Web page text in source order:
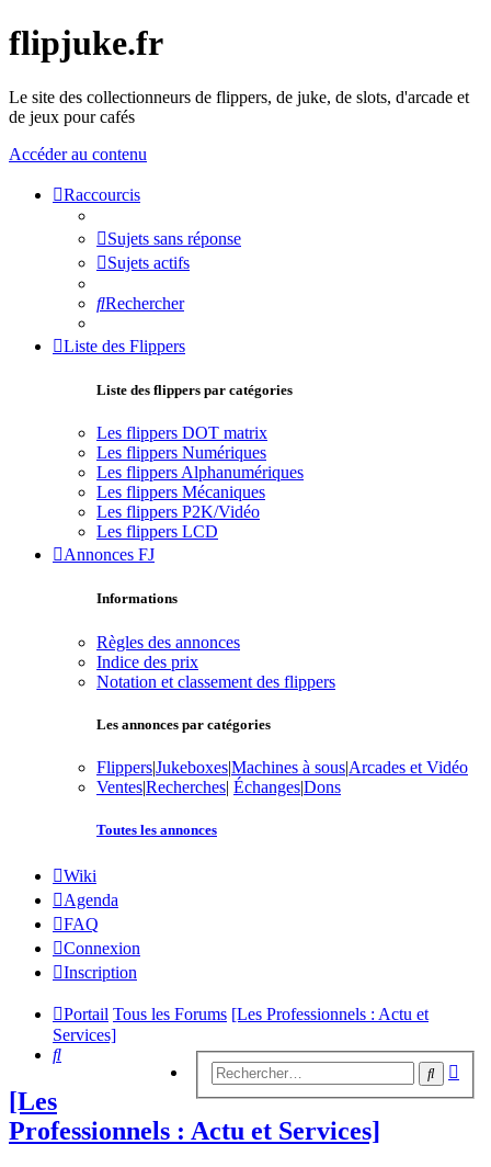
flipjuke.fr
Le site des collectionneurs de flippers, de juke, de slots, d'arcade et
de jeux pour cafés
Accéder au contenu
Raccourcis
Sujets sans réponse
Sujets actifs
Rechercher
Liste des Flippers
Liste des flippers par catégories
Les flippers DOT matrix
Les flippers Numériques
Les flippers Alphanumériques
Les flippers Mécaniques
Les flippers P2K/Vidéo
Les flippers LCD
Annonces FJ
Informations
Règles des annonces
Indice des prix
Notation et classement des flippers
Les annonces par catégories
Flippers|Jukeboxes|Machines à sous|Arcades et Vidéo
Ventes|Recherches| Échanges|Dons
Toutes les annonces
Wiki
Agenda
FAQ
Connexion
Inscription
Portail Tous les Forums [Les Professionnels : Actu et
Services]
Rechercher
[Les
Professionnels : Actu et Services]